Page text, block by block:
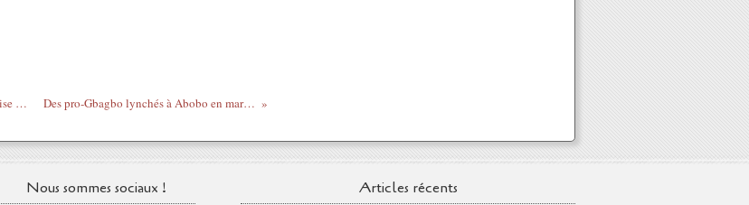
AFP - Chavez - Ahmadinejad : la manipulation française continue Des pro-Gbagbo lynchés à Abobo en mars 2011
Nous sommes sociaux ! Articles récents